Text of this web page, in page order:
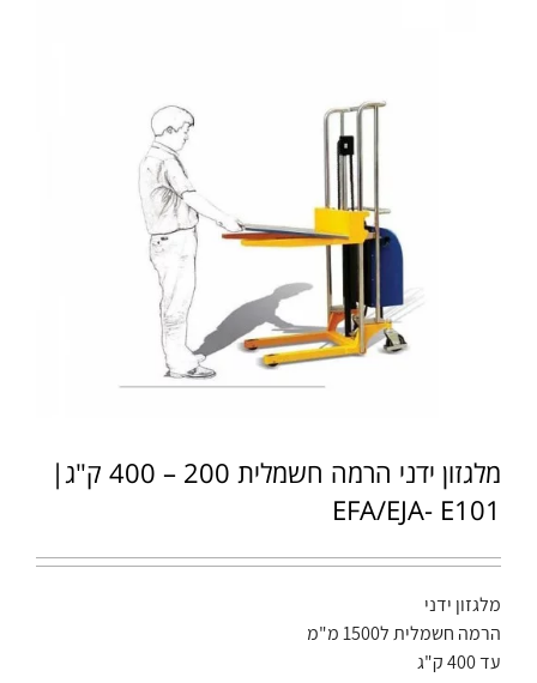
מלגזון ידני הרמה חשמלית 200 – 400 ק"ג|
EFA/EJA- E101
מלגזון ידני
הרמה חשמלית ל1500 מ"מ
עד 400 ק"ג